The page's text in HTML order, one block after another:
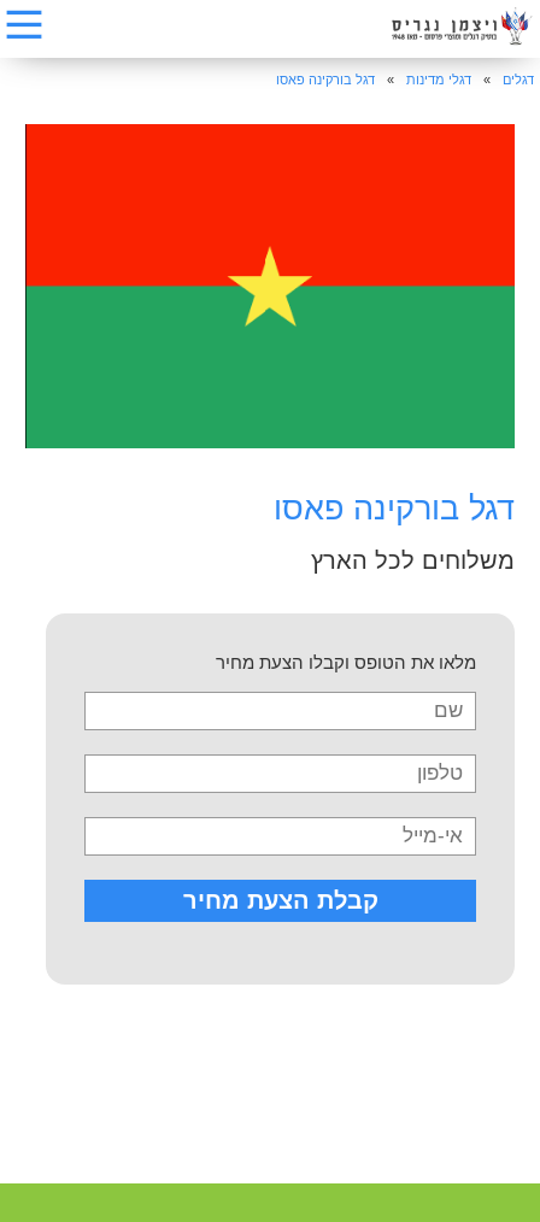
דגלים » דגלי מדינות » דגל בורקינה פאסו
דגל בורקינה פאסו
משלוחים לכל הארץ
מלאו את הטופס וקבלו הצעת מחיר